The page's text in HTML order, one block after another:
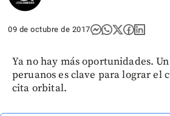
09 de octubre de 2017
Ya no hay más oportunidades.
peruanos es clave para lograr el
cita orbital.